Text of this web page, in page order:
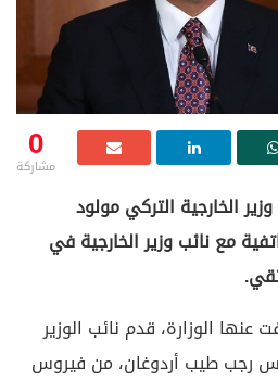
0
مشاركة
الخارجية التركي مولود
مع نائب وزير الخارجية في
الوزارة، قدم نائب الوزير
رجب طيب أردوغان، من فيروس